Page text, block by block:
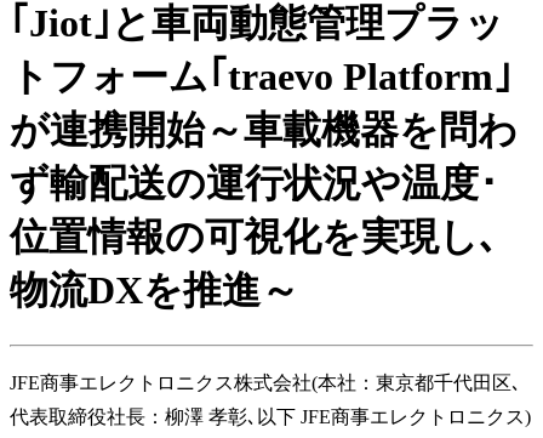
｢Jiot｣と車両動態管理プラッ
トフォーム｢traevo Platform｣
が連携開始～車載機器を問わ
ず輸配送の運行状況や温度･
位置情報の可視化を実現し､
物流DXを推進～
JFE商事エレクトロニクス株式会社(本社：東京都千代田区､
代表取締役社長：柳澤 孝彰､以下 JFE商事エレクトロニクス)